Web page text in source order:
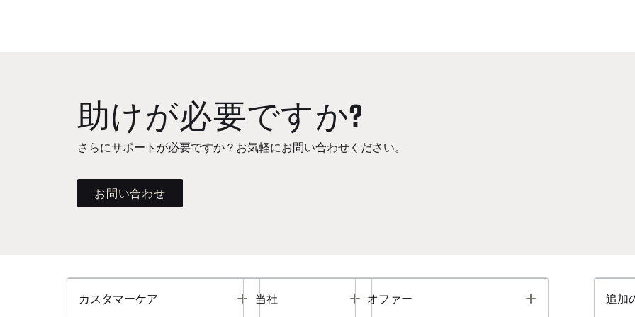
助けが必要ですか?
さらにサポートが必要ですか？お気軽にお問い合わせください。
お問い合わせ
カスタマーケア Toggle
当社 Toggle
オファー Toggle 追加